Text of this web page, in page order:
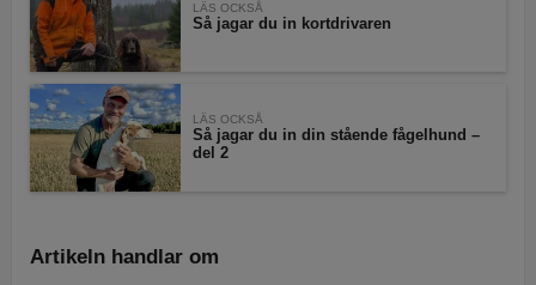
LÄS OCKSÅ
Så jagar du in kortdrivaren
LÄS OCKSÅ
Så jagar du in din stående fågelhund –
del 2
Artikeln handlar om